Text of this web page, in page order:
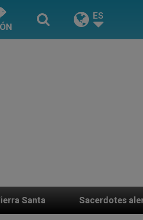
ES
alemanes fieles al Papa